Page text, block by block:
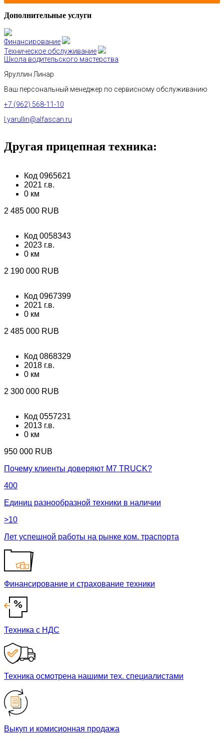
Дополнительные услуги
Финансирование
Техническое обслуживание
Школа водительского мастерства
Яруллин Линар
Ваш персональный менеджер по сервисному обслуживанию
+7 (962) 568-11-10
l.yarullin@alfascan.ru
Другая прицепная техника:
Код 0965621
2021 г.в.
0 км
2 485 000 RUB
Код 0058343
2023 г.в.
0 км
2 190 000 RUB
Код 0967399
2021 г.в.
0 км
2 485 000 RUB
Код 0868329
2018 г.в.
0 км
2 300 000 RUB
Код 0557231
2013 г.в.
0 км
950 000 RUB
Почему клиенты доверяют М7 TRUCK?
400
Единиц разнообразной техники в наличии
>10
Лет успешной работы на рынке ком. траспорта
Финансирование и страхование техники
Техника с НДС
Техника осмотрена нашими тех. специалистами
Выкуп и комисионная продажа